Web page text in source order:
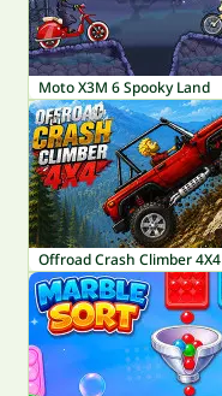
Moto X3M 6 Spooky Land
Offroad Crash Climber 4X4